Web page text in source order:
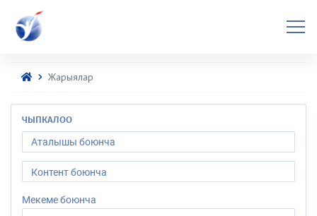
Жарыялар
ЧЫПКАЛОО
Мекеме боюнча